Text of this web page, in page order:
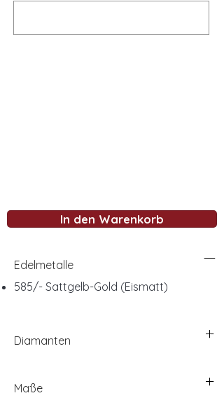
In den Warenkorb
Edelmetalle
585/- Sattgelb-Gold (Eismatt)
Diamanten
Maße